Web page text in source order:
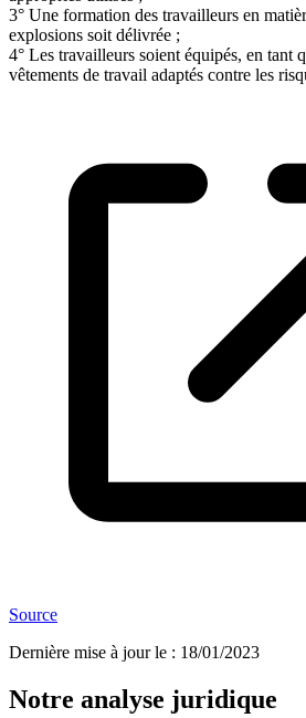
3° Une formation des travailleurs en
explosions soit délivrée ;
4° Les travailleurs soient équipés, en tant
vêtements de travail adaptés contre les
Source
Dernière mise à jour le : 18/01/2023
Notre analyse juridique